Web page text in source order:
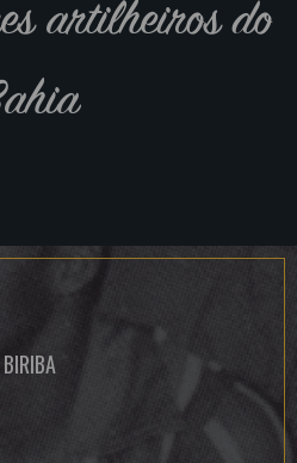
artilheiros do
BIRIBA